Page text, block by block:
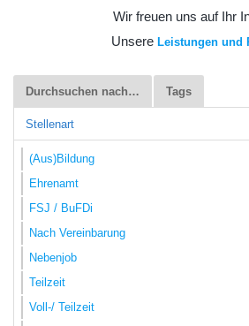
Wir freuen uns auf Ihr
Unsere Leistungen und
Durchsuchen nach… Tags
Stellenart
(Aus)Bildung
Ehrenamt
FSJ / BuFDi
Nach Vereinbarung
Nebenjob
Teilzeit
Voll-/ Teilzeit